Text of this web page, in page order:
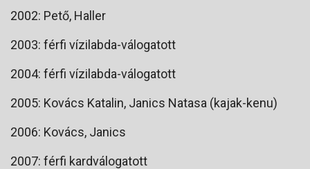
2002: Pető, Haller
2003: férfi vízilabda-válogatott
2004: férfi vízilabda-válogatott
2005: Kovács Katalin, Janics Natasa (kajak-kenu)
2006: Kovács, Janics
2007: férfi kardválogatott